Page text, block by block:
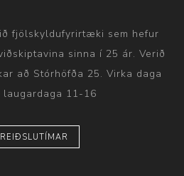
fjölskyldufyrirtæki sem hefur
sinna í 25 ár. Verið
að Stórhöfða 25. Virka daga
laugardaga 11-16